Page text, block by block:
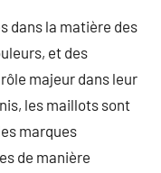
dans la matière des
et des
majeur dans leur
les maillots sont
marques
de manière